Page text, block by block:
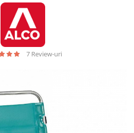
7 Review-uri